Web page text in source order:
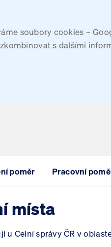
soubory cookies –
s dalšími
poměr Pracovní
místa
u Celní správy ČR v